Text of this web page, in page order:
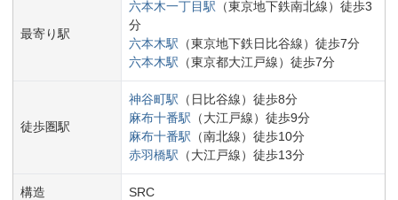
最寄り駅
六本木一丁目駅 （東京地下鉄南北線） 徒歩3
分
六本木駅 （東京地下鉄日比谷線） 徒歩7分
六本木駅 （東京都大江戸線） 徒歩7分
徒歩圏駅
神谷町駅 （ 日比谷線） 徒歩8分
麻布十番駅 （大江戸線） 徒歩9分
麻布十番駅 （南北線） 徒歩10分
赤羽橋駅 （大江戸線） 徒歩13分
構造 SRC